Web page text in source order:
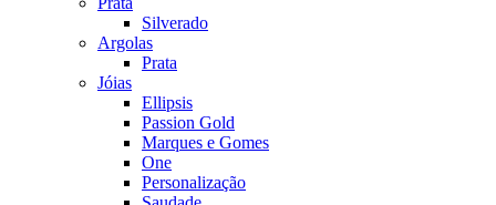
Silverado
Argolas
Prata
Jóias
Ellipsis
Passion Gold
Marques e Gomes
One
Personalização